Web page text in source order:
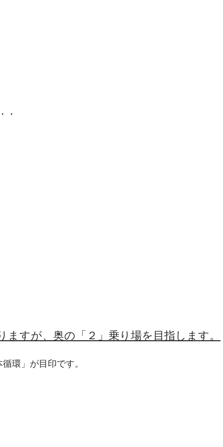
・
ますが、奥の「２」乗り場を目指します。
環」が目印です。